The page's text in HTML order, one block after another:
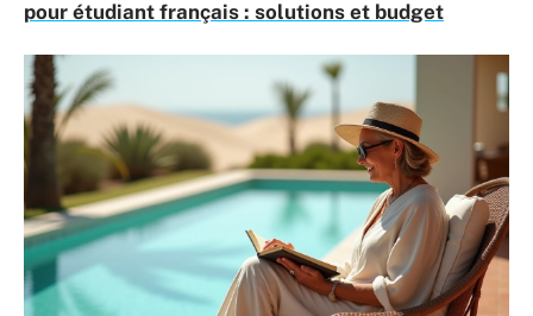
pour étudiant français : solutions et budget